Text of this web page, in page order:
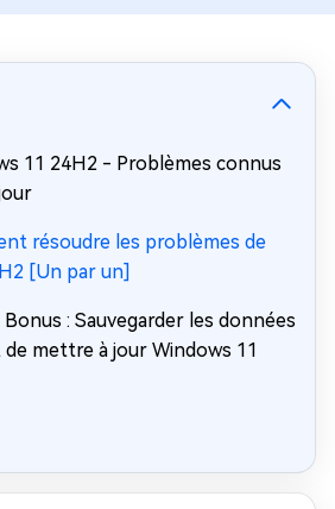
11 24H2 - Problèmes connus
résoudre les problèmes de
[Un par un]
Bonus : Sauvegarder les données
de mettre à jour Windows 11